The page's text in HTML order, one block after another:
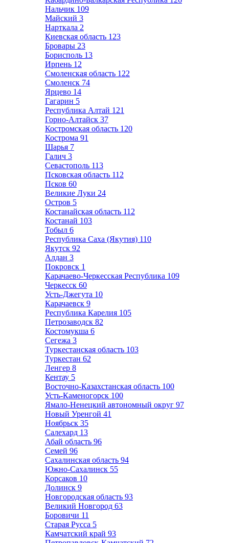
Нальчик 109
Майский 3
Нарткала 2
Киевская область 123
Бровары 23
Борисполь 13
Ирпень 12
Смоленская область 122
Смоленск 74
Ярцево 14
Гагарин 5
Республика Алтай 121
Горно-Алтайск 37
Костромская область 120
Кострома 91
Шарья 7
Галич 3
Севастополь 113
Псковская область 112
Псков 60
Великие Луки 24
Остров 5
Костанайская область 112
Костанай 103
Тобыл 6
Республика Саха (Якутия) 110
Якутск 92
Алдан 3
Покровск 1
Карачаево-Черкесская Республика 109
Черкесск 60
Усть-Джегута 10
Карачаевск 9
Республика Карелия 105
Петрозаводск 82
Костомукша 6
Сегежа 3
Туркестанская область 103
Туркестан 62
Ленгер 8
Кентау 5
Восточно-Казахстанская область 100
Усть-Каменогорск 100
Ямало-Ненецкий автономный округ 97
Новый Уренгой 41
Ноябрьск 35
Салехард 13
Абай область 96
Семей 96
Сахалинская область 94
Южно-Сахалинск 55
Корсаков 10
Долинск 9
Новгородская область 93
Великий Новгород 63
Боровичи 11
Старая Русса 5
Камчатский край 93